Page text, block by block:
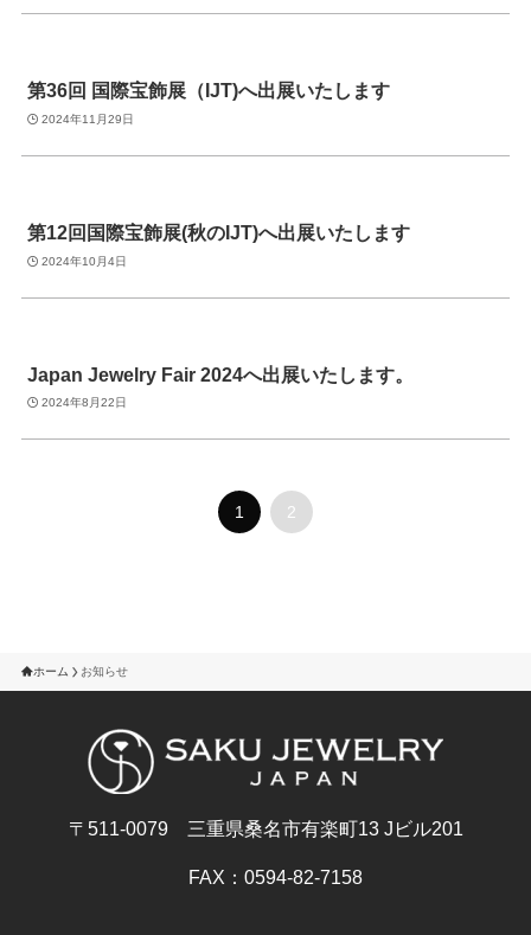
第36回 国際宝飾展（IJT)へ出展いたします
2024年11月29日
第12回国際宝飾展(秋のIJT)へ出展いたします
2024年10月4日
Japan Jewelry Fair 2024へ出展いたします。
2024年8月22日
1 2
ホーム お知らせ
〒511-0079 三重県桑名市有楽町13 Jビル201
FAX：0594-82-7158